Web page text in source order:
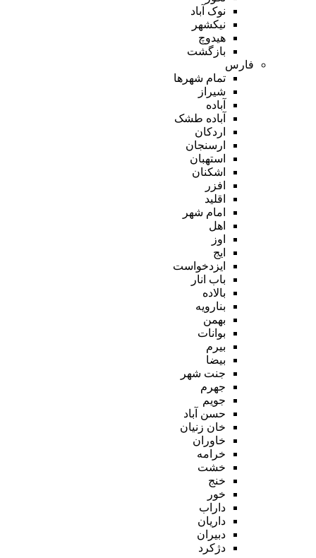
نوک آباد
نیکشهر
هیدوچ
بازگشت
فارس
تمام شهر‌ها
شیراز
آباده
آباده طشک
اردکان
ارسنجان
استهبان
اشکنان
افزر
اقلید
امام شهر
اهل
اوز
ایج
ایزدخواست
باب انار
بالاده
بنارویه
بهمن
بوانات
بیرم
بیضا
جنت شهر
جهرم
جویم
حسن آباد
خان زنیان
خاوران
خرامه
خشت
خنج
خور
داراب
داریان
دبیران
دژکرد